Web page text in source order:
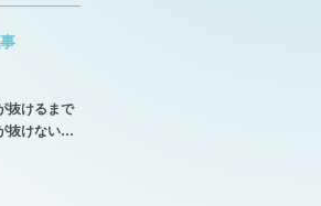
抜けるまで
抜けない原